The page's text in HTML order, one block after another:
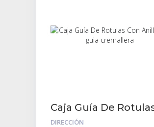
Caja Guía De
Con Anillo de guia
DIRECCIÓN